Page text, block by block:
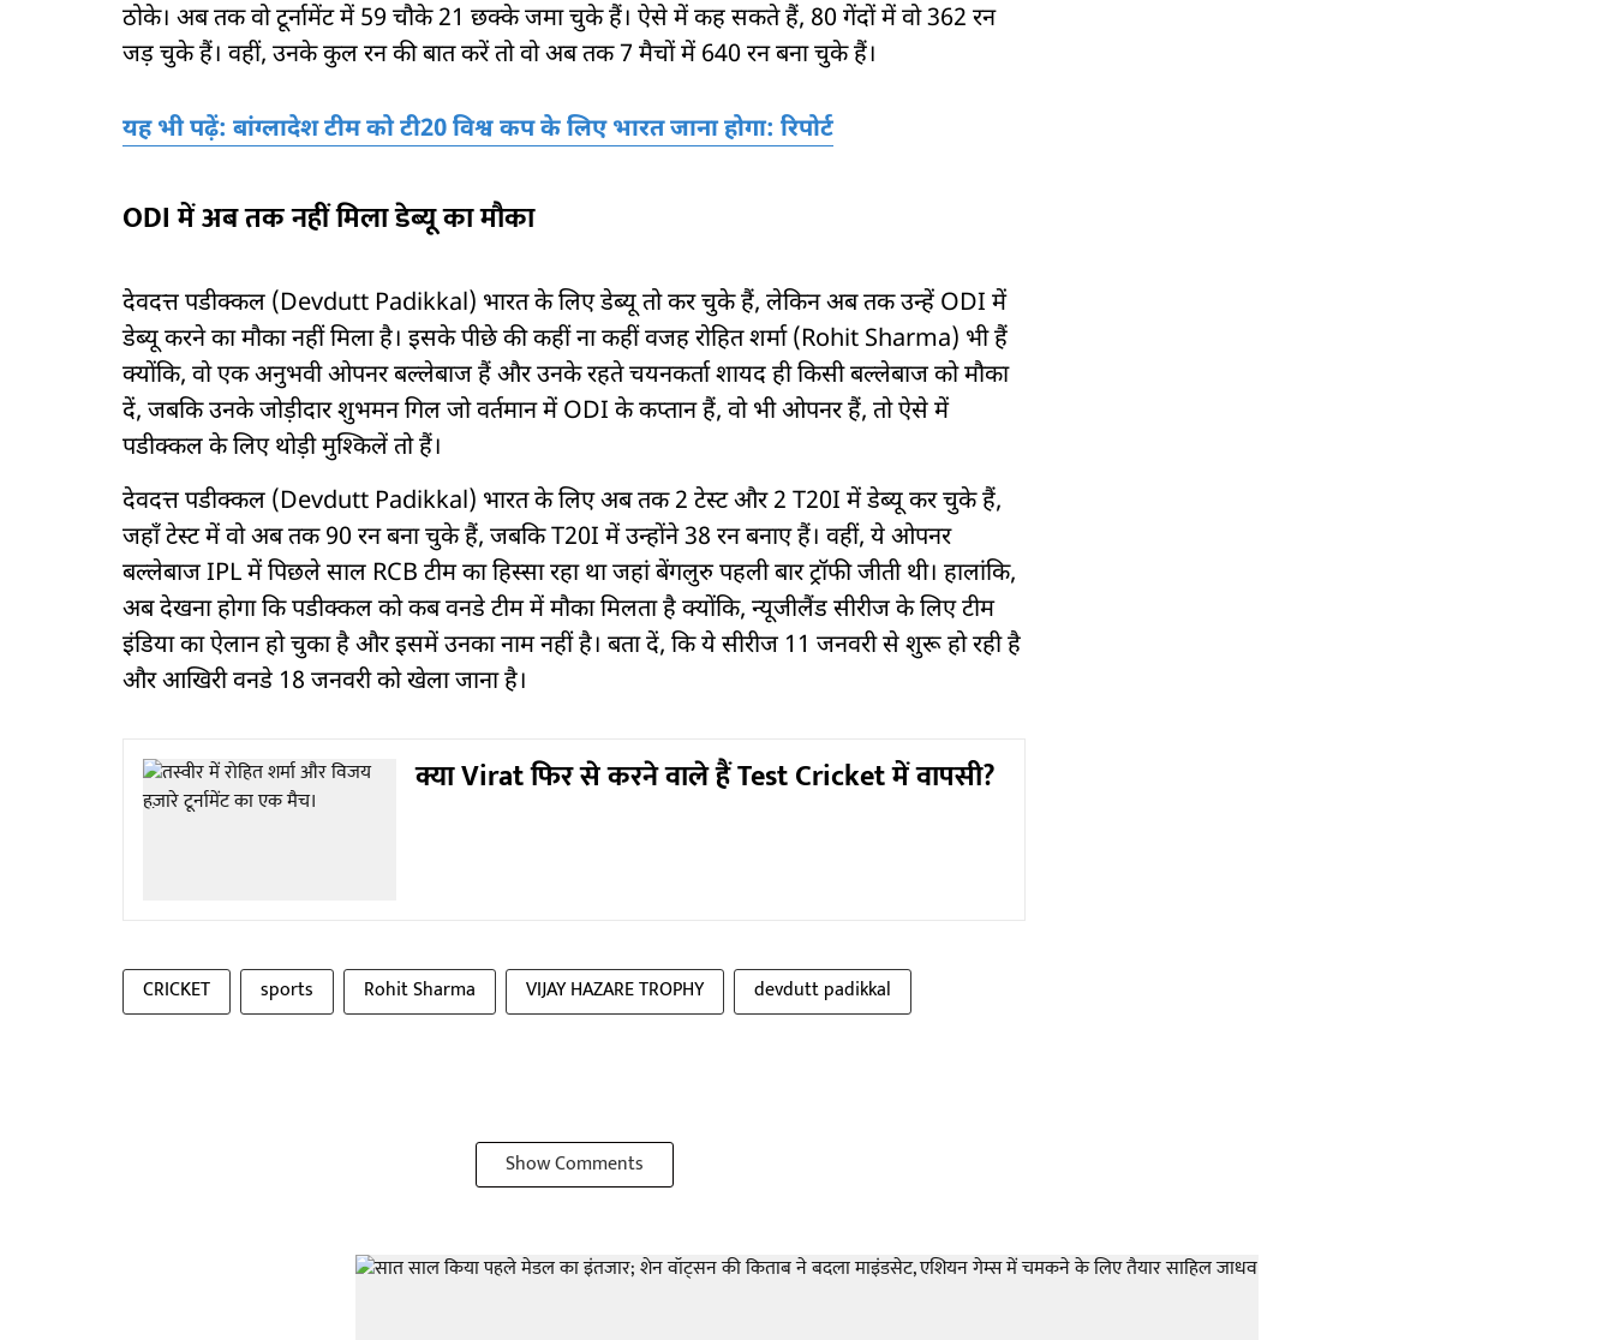
ठोके। अब तक वो टूर्नामेंट में 59 चौके 21 छक्के जमा चुके हैं। ऐसे में कह सकते हैं, 80 गेंदों में वो 362 रन
जड़ चुके हैं। वहीं, उनके कुल रन की बात करें तो वो अब तक 7 मैचों में 640 रन बना चुके हैं।
यह भी पढ़ें: बांग्लादेश टीम को टी20 विश्व कप के लिए भारत जाना होगा: रिपोर्ट
ODI में अब तक नहीं मिला डेब्यू का मौका
देवदत्त पडीक्कल (Devdutt Padikkal) भारत के लिए डेब्यू तो कर चुके हैं, लेकिन अब तक उन्हें ODI में
डेब्यू करने का मौका नहीं मिला है। इसके पीछे की कहीं ना कहीं वजह रोहित शर्मा (Rohit Sharma) भी हैं
क्योंकि, वो एक अनुभवी ओपनर बल्लेबाज हैं और उनके रहते चयनकर्ता शायद ही किसी बल्लेबाज को मौका
दें, जबकि उनके जोड़ीदार शुभमन गिल जो वर्तमान में ODI के कप्तान हैं, वो भी ओपनर हैं, तो ऐसे में
पडीक्कल के लिए थोड़ी मुश्किलें तो हैं।
देवदत्त पडीक्कल (Devdutt Padikkal) भारत के लिए अब तक 2 टेस्ट और 2 T20I में डेब्यू कर चुके हैं,
जहाँ टेस्ट में वो अब तक 90 रन बना चुके हैं, जबकि T20I में उन्होंने 38 रन बनाए हैं। वहीं, ये ओपनर
बल्लेबाज IPL में पिछले साल RCB टीम का हिस्सा रहा था जहां बेंगलुरु पहली बार ट्रॉफी जीती थी। हालांकि,
अब देखना होगा कि पडीक्कल को कब वनडे टीम में मौका मिलता है क्योंकि, न्यूजीलैंड सीरीज के लिए टीम
इंडिया का ऐलान हो चुका है और इसमें उनका नाम नहीं है। बता दें, कि ये सीरीज 11 जनवरी से शुरू हो रही है
और आखिरी वनडे 18 जनवरी को खेला जाना है।
क्या Virat फिर से करने वाले हैं Test Cricket में वापसी?
CRICKET sports Rohit Sharma VIJAY HAZARE TROPHY devdutt padikkal
Show Comments